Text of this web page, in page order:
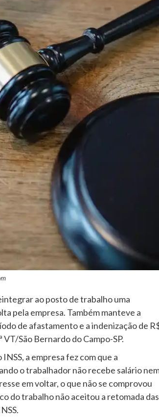
ao posto de trabalho uma
pela empresa. Também manteve a
de afastamento e a indenização de
São Bernardo do Campo-SP.
a empresa fez com que a
o trabalhador não recebe salário
em voltar, o que não se comprovou
do trabalho não aceitou a retomada das